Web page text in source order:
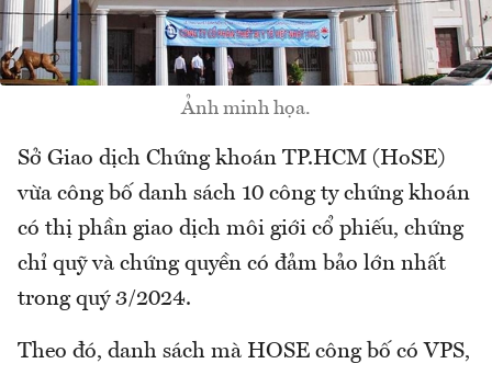
Ảnh minh họa.
Sở Giao dịch Chứng khoán TP.HCM (HoSE)
vừa công bố danh sách 10 công ty chứng khoán
có thị phần giao dịch môi giới cổ phiếu, chứng
chỉ quỹ và chứng quyền có đảm bảo lớn nhất
trong quý 3/2024.
Theo đó, danh sách mà HOSE công bố có VPS,